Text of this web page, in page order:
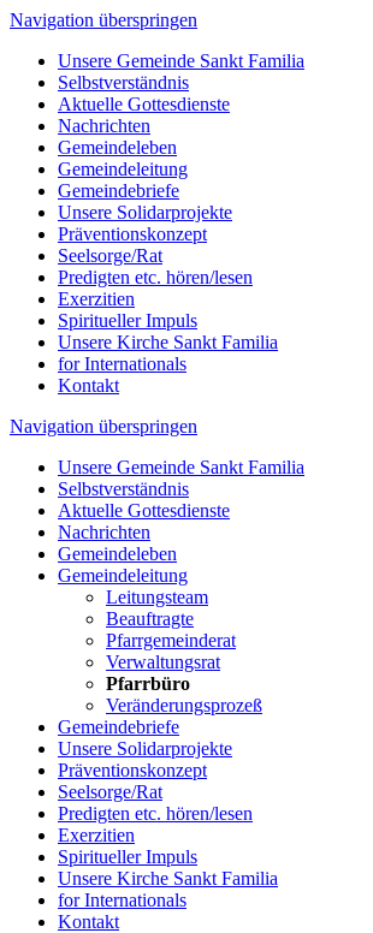
Navigation überspringen
Unsere Gemeinde Sankt Familia
Selbstverständnis
Aktuelle Gottesdienste
Nachrichten
Gemeindeleben
Gemeindeleitung
Gemeindebriefe
Unsere Solidarprojekte
Präventionskonzept
Seelsorge/Rat
Predigten etc. hören/lesen
Exerzitien
Spiritueller Impuls
Unsere Kirche Sankt Familia
for Internationals
Kontakt
Navigation überspringen
Unsere Gemeinde Sankt Familia
Selbstverständnis
Aktuelle Gottesdienste
Nachrichten
Gemeindeleben
Gemeindeleitung
Leitungsteam
Beauftragte
Pfarrgemeinderat
Verwaltungsrat
Pfarrbüro
Veränderungsprozeß
Gemeindebriefe
Unsere Solidarprojekte
Präventionskonzept
Seelsorge/Rat
Predigten etc. hören/lesen
Exerzitien
Spiritueller Impuls
Unsere Kirche Sankt Familia
for Internationals
Kontakt